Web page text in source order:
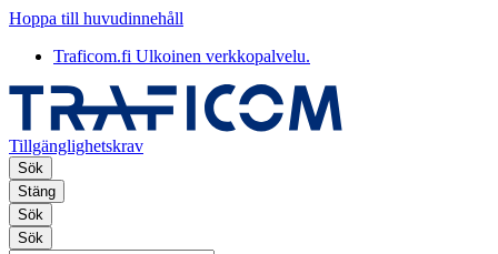
Hoppa till huvudinnehåll
Traficom.fi Ulkoinen verkkopalvelu.
Tillgänglighetskrav
Sök
Stäng
Sök
Sök